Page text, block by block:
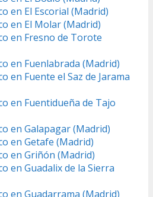
en El Escorial (Madrid)
en El Molar (Madrid)
en Fresno de Torote
en Fuenlabrada (Madrid)
en Fuente el Saz de Jarama
en Fuentidueña de Tajo
en Galapagar (Madrid)
en Getafe (Madrid)
en Griñón (Madrid)
en Guadalix de la Sierra
en Guadarrama (Madrid)